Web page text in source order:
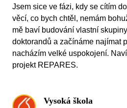
Jsem sice ve fázi, kdy se cítím
věcí, co bych chtěl, nemám
mě baví budování vlastní
doktorandů a začínáme najímat
nacházím velké uspokojení.
projekt REPARES.
Vysoká škola